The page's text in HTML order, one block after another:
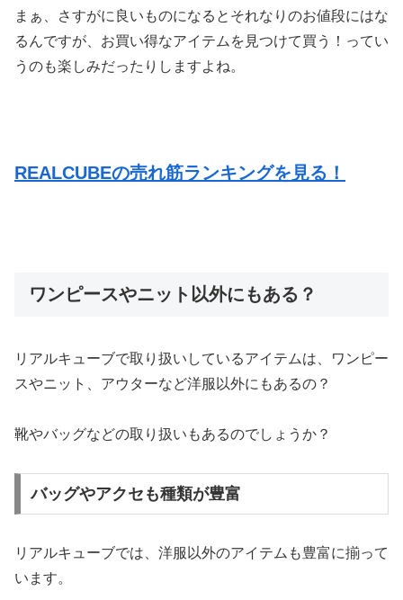
まぁ、さすがに良いものになるとそれなりのお値段にはな
るんですが、お買い得なアイテムを見つけて買う！ってい
うのも楽しみだったりしますよね。
REALCUBEの売れ筋ランキングを見る！
ワンピースやニット以外にもある？
リアルキューブで取り扱いしているアイテムは、ワンピー
スやニット、アウターなど洋服以外にもあるの？
靴やバッグなどの取り扱いもあるのでしょうか？
バッグやアクセも種類が豊富
リアルキューブでは、洋服以外のアイテムも豊富に揃って
います。